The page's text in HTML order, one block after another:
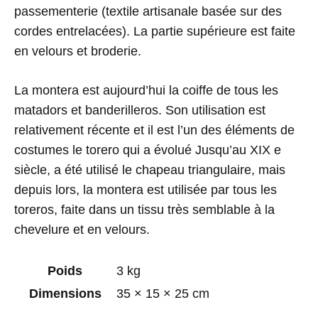
passementerie (textile artisanale basée sur des
cordes entrelacées). La partie supérieure est faite
en velours et broderie.
La montera est aujourd’hui la coiffe de tous les
matadors et banderilleros. Son utilisation est
relativement récente et il est l’un des éléments de
costumes le torero qui a évolué Jusqu’au XIX e
siècle, a été utilisé le chapeau triangulaire, mais
depuis lors, la montera est utilisée par tous les
toreros, faite dans un tissu très semblable à la
chevelure et en velours.
Poids
3 kg
Dimensions
35 × 15 × 25 cm